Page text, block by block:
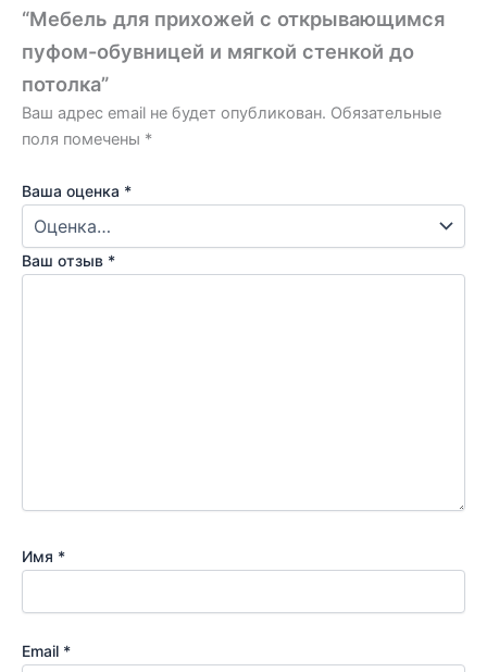
“Мебель для прихожей с открывающимся
пуфом-обувницей и мягкой стенкой до
потолка”
Ваш адрес email не будет опубликован. Обязательные
поля помечены *
Ваша оценка *
Ваш отзыв *
Имя *
Email *